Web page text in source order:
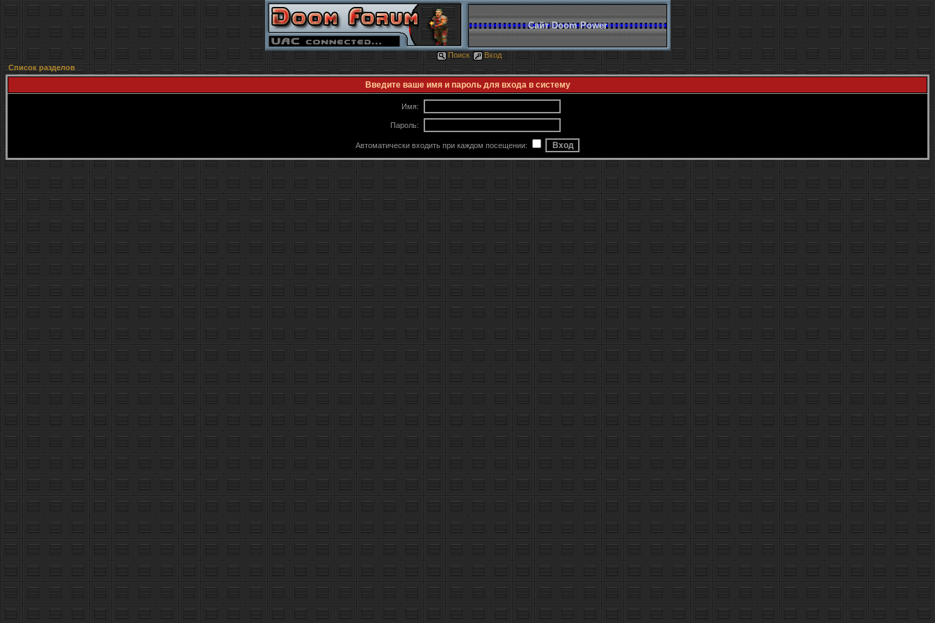
Сайт Doom Power
Поиск
Вход
Список разделов
Введите ваше имя и пароль для входа в систему
Имя:
Пароль:
Автоматически входить при каждом посещении: